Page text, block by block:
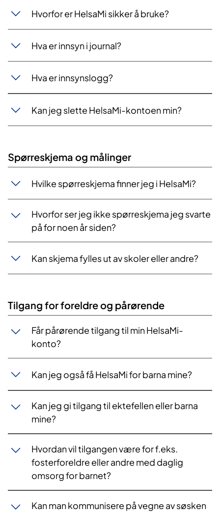
Hvorfor er HelsaMi sikker å bruke?
Hva er innsyn i journal?
Hva er innsynslogg?
Kan jeg slette HelsaMi-kontoen min?
Spørreskjema og målinger
Hvilke spørreskjema finner jeg i HelsaMi?
Hvorfor ser jeg ikke spørreskjema jeg svarte
på for noen år siden?
Kan skjema fylles ut av skoler eller andre?
Tilgang for foreldre og pårørende
Får pårørende tilgang til min HelsaMi-
konto?
Kan jeg også få HelsaMi for barna mine?
Kan jeg gi tilgang til ektefellen eller barna
mine?
Hvordan vil tilgangen være for f.eks.
fosterforeldre eller andre med daglig
omsorg for barnet?
Kan man kommunisere på vegne av søsken